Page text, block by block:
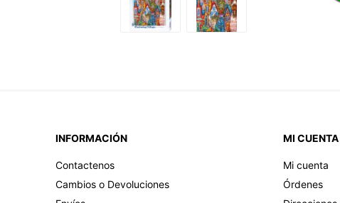
INFORMACIÓN
Contactenos
Cambios o Devoluciones
MI CUENTA
Mi cuenta
Órdenes